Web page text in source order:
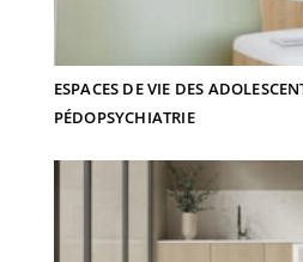
ESPACES DE VIE DES
PÉDOPSYCHIATRIE